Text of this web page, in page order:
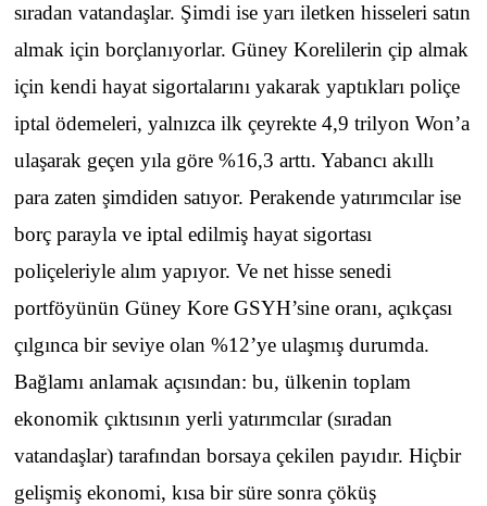
sıradan vatandaşlar. Şimdi ise yarı iletken hisseleri satın
almak için borçlanıyorlar. Güney Korelilerin çip almak
için kendi hayat sigortalarını yakarak yaptıkları poliçe
iptal ödemeleri, yalnızca ilk çeyrekte 4,9 trilyon Won’a
ulaşarak geçen yıla göre %16,3 arttı. Yabancı akıllı
para zaten şimdiden satıyor. Perakende yatırımcılar ise
borç parayla ve iptal edilmiş hayat sigortası
poliçeleriyle alım yapıyor. Ve net hisse senedi
portföyünün Güney Kore GSYH’sine oranı, açıkçası
çılgınca bir seviye olan %12’ye ulaşmış durumda.
Bağlamı anlamak açısından: bu, ülkenin toplam
ekonomik çıktısının yerli yatırımcılar (sıradan
vatandaşlar) tarafından borsaya çekilen payıdır. Hiçbir
gelişmiş ekonomi, kısa bir süre sonra çöküş